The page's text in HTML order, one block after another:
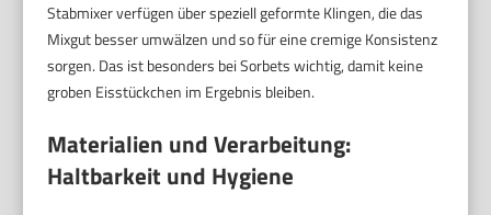
Stabmixer verfügen über speziell geformte Klingen, die das
Mixgut besser umwälzen und so für eine cremige Konsistenz
sorgen. Das ist besonders bei Sorbets wichtig, damit keine
groben Eisstückchen im Ergebnis bleiben.
Materialien und Verarbeitung:
Haltbarkeit und Hygiene